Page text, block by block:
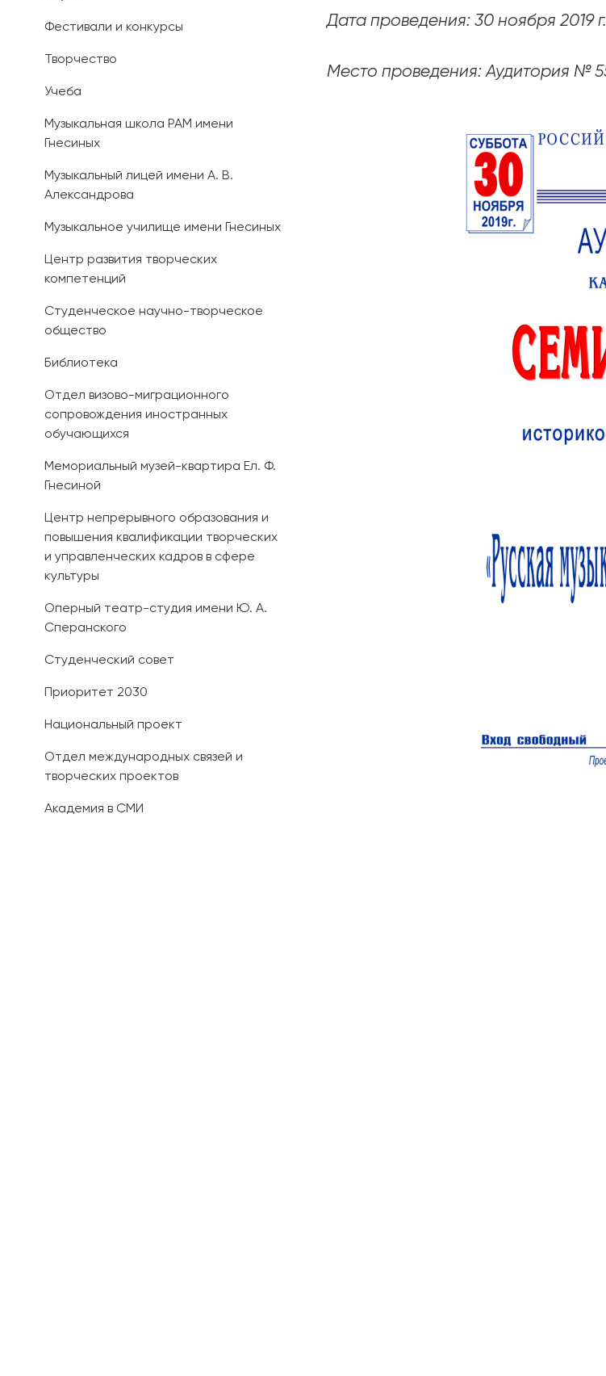
Иностранным абитуриентам
Платные образовательные услуги
Информация о приемной кампании
Контакты приемной комиссии
Фестивали и конкурсы
Творчество
Учеба
Музыкальная школа РАМ имени
Гнесиных
Музыкальный лицей имени А. В.
Александрова
Музыкальное училище имени Гнесиных
Центр развития творческих
компетенций
Студенческое научно-творческое
общество
Библиотека
Отдел визово-миграционного
сопровождения иностранных
обучающихся
Мемориальный музей-квартира Ел. Ф.
Гнесиной
Центр непрерывного образования и
повышения квалификации творческих
и управленческих кадров в сфере
культуры
Оперный театр-студия имени Ю. А.
Сперанского
Студенческий совет
Приоритет 2030
Национальный проект
Отдел международных связей и
творческих проектов
Академия в СМИ
Дата проведения: 30 ноября 2019
Место проведения: Аудитория №